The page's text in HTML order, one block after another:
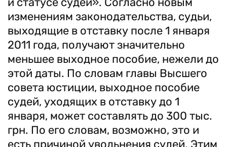
изменениям законодательства, судьи,
выходящие в отставку после 1 января
2011 года, получают значительно
меньшее выходное пособие, нежели до
этой даты. По словам главы Высшего
совета юстиции, выходное пособие
судей, уходящих в отставку до 1
января, может составлять до 300 тыс.
грн. По его словам, возможно, это и
есть причиной увольнения судей. Этим